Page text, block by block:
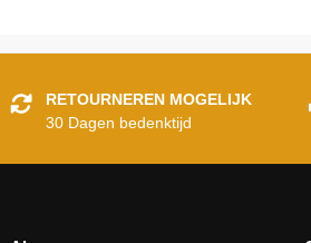
RETOURNEREN MOGELIJK
30 Dagen bedenktijd